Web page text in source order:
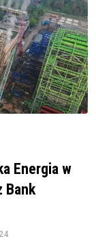
Energia w
Bank